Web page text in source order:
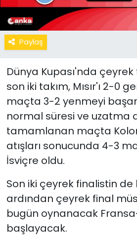
Paylaş
Dünya Kupası'nda
son iki takım, Mısır'ı 2-0
maçta 3-2 yenmeyi
normal süresi ve uzatma
tamamlanan maçta
atışları sonucunda 4-3
İsviçre oldu.
Son iki çeyrek finalistin de
ardından çeyrek final
bugün oynanacak
başlayacak.